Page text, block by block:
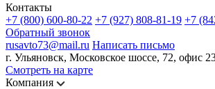
Контакты
+7 (800) 600-80-22 +7 (927) 808-81-19 +7
Обратный звонок
rusavto73@mail.ru Написать письмо
г. Ульяновск, Московское шоссе, 72, офис
Смотреть на карте
Компания